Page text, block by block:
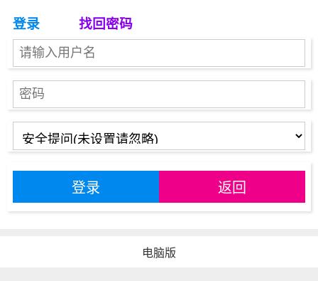
登录 找回密码
登录 返回
电脑版